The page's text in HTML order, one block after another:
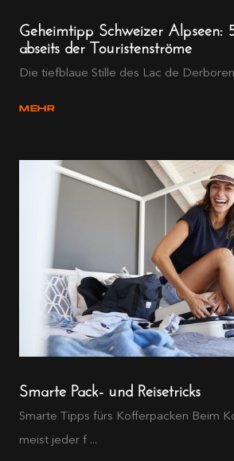
Geheimtipp Schweizer Alpseen:
abseits der Touristenströme
Die tiefblaue Stille des Lac de
MEHR
Smarte Pack- und Reisetricks
Smarte Tipps fürs Kofferpacken Beim
meist jeder f ...